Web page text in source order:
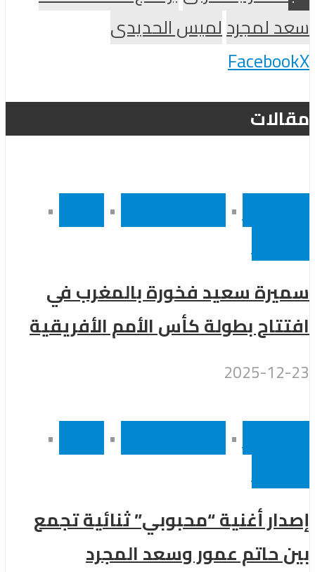
سعد لمجردلميس الحديدى
FacebookX
مقالات
•
•
•
سميرة سعيد فخورة بالمغرب في
افتتاح بطولة كأس الأمم الأفريقية
2025-12-23
•
•
•
إصدار أغنية “محبوبي” ثنائية تجمع
بين حاتم عمور وسعد المجرد